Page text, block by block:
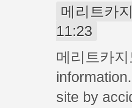
메리트카
11:23
메리트카
site by